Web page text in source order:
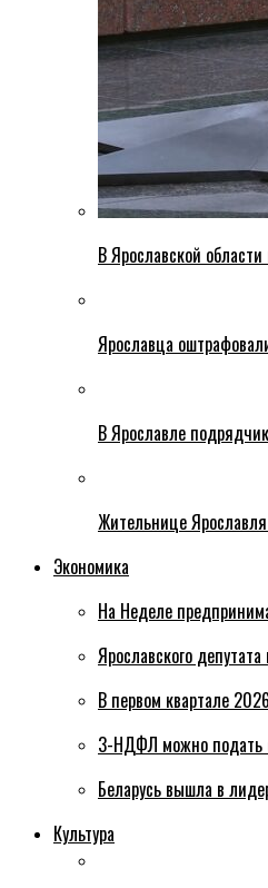
В Ярославской
Ярославца
В Ярославле
Жительнице
Экономика
На Неделе
Ярославского
В первом квартале
3-НДФЛ можно подать
Беларусь вышла в
Культура